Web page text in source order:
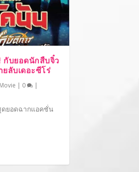
กับยอดนักสืบจิ๋ว
ลับเดอะซีโร่
Movie | 0 |
ยอดฉากแอคชั่น